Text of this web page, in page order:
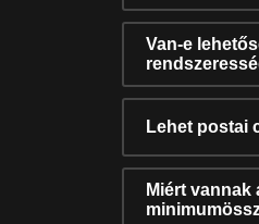
Van-e
Lehet postai
Miért vannak